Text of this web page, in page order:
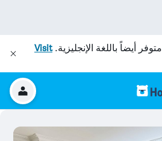
متوفر أيضاً باللغة الإنجليزية.Visit